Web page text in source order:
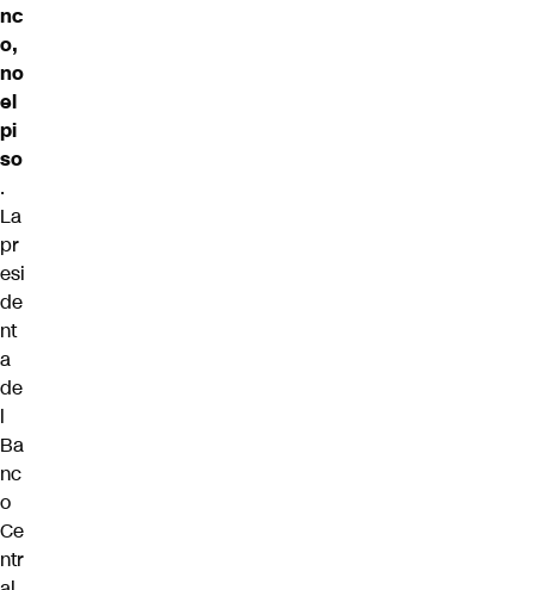
nc
o,
no
el
pi
so
.
La
pr
esi
de
nt
a
de
l
Ba
nc
o
Ce
ntr